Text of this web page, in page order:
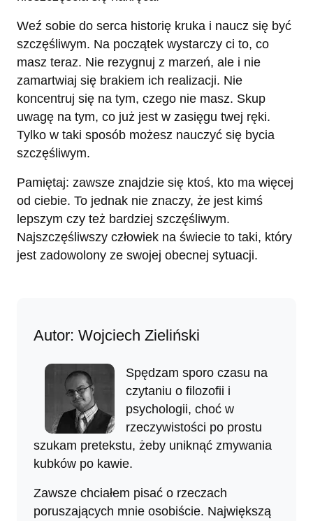
Weź sobie do serca historię kruka i naucz się być
szczęśliwym. Na początek wystarczy ci to, co
masz teraz. Nie rezygnuj z marzeń, ale i nie
zamartwiaj się brakiem ich realizacji. Nie
koncentruj się na tym, czego nie masz. Skup
uwagę na tym, co już jest w zasięgu twej ręki.
Tylko w taki sposób możesz nauczyć się bycia
szczęśliwym.
Pamiętaj: zawsze znajdzie się ktoś, kto ma więcej
od ciebie. To jednak nie znaczy, że jest kimś
lepszym czy też bardziej szczęśliwym.
Najszczęśliwszy człowiek na świecie to taki, który
jest zadowolony ze swojej obecnej sytuacji.
Autor: Wojciech Zieliński
Spędzam sporo czasu na
czytaniu o filozofii i
psychologii, choć w
rzeczywistości po prostu
szukam pretekstu, żeby uniknąć zmywania
kubków po kawie.
Zawsze chciałem pisać o rzeczach
poruszających mnie osobiście. Największą